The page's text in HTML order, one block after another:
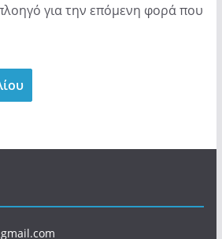
για την επόμενη φορά που